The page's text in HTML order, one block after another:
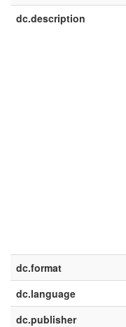
dc.description
dc.format
dc.language
dc.publisher